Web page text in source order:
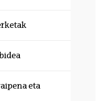
eta